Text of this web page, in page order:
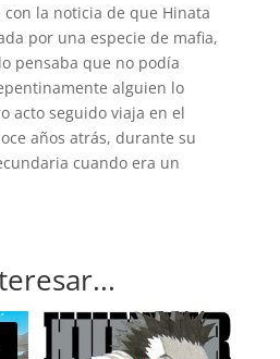
la noticia de que Hinata
por una especie de mafia,
pensaba que no podía
alguien lo
acto seguido viaja en el
años atrás, durante su
cuando era un